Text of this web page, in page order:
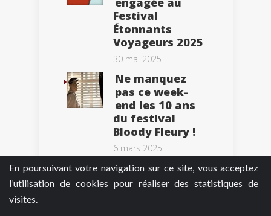
En poursuivant votre navigation sur ce site, vous acceptez
l’utilisation de cookies pour réaliser des statistiques de
visites.
Festival
Étonnants
Voyageurs 2025
30 mai 2025
Ne manquez
pas ce week-
end les 10 ans
du festival
Bloody Fleury !
6 mars 2025